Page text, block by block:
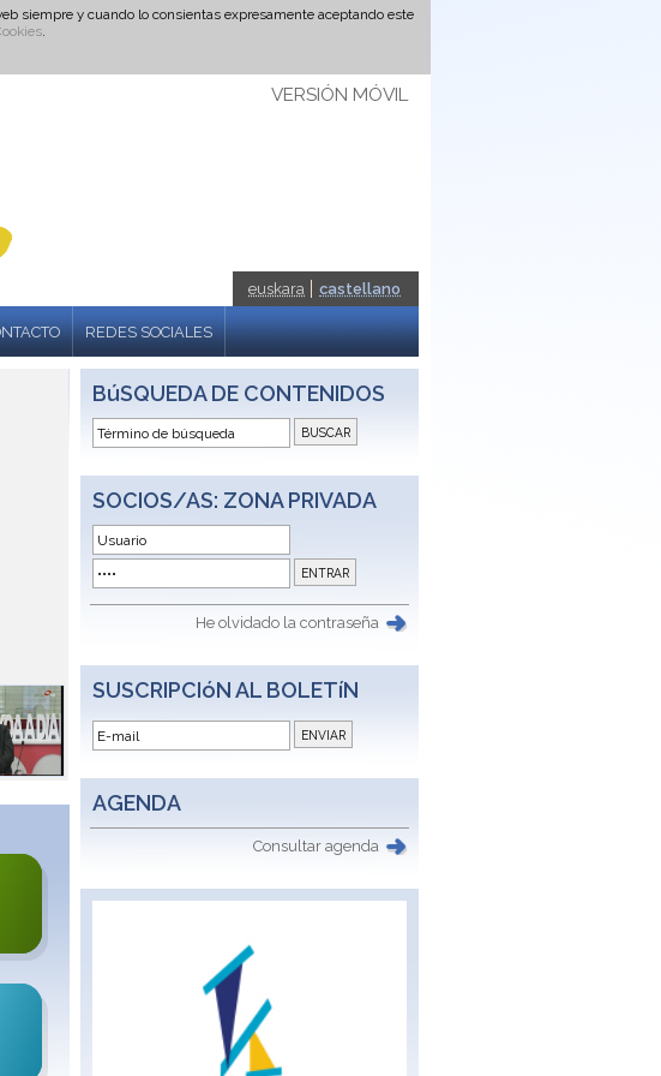
siempre y cuando lo consientas expresamente aceptando este
.
VERSIÓN MÓVIL
euskara castellano
REDES SOCIALES
BúSQUEDA DE CONTENIDOS
SOCIOS/AS: ZONA PRIVADA
He olvidado la contraseña
SUSCRIPCIóN AL BOLETíN
AGENDA
Consultar agenda